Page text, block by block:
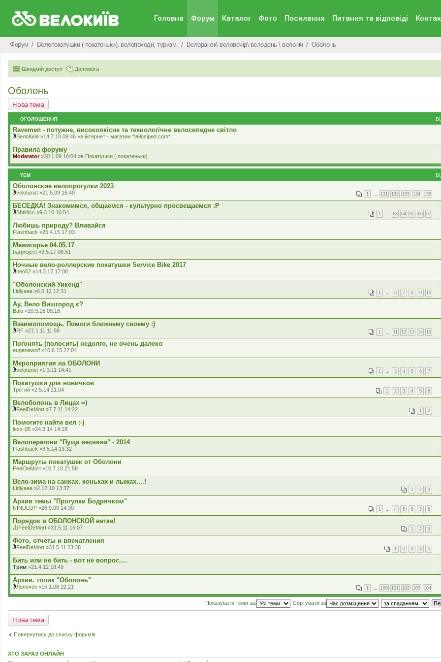
Головна Форум Каталог Фото Посилання Питання та вiдповiдi
Форум Велопокатушки ( покатеньки), велопоходи, туризм. Велоранок\ веловечір\ велодень \ велоніч Оболонь
Швидкий доступ Допомога
Оболонь
Нова тема
ОГОЛОШЕННЯ
Ravemen - потужне, високоякісне та технологічне велосипедне світло
к
л
а
д
н
я
ВелоКиїв »14.7.18 09:46 »в iнтернет - магазин *Velosiped.com*
Правила форуму
Moderator»30.1.09 16:04 »в Покатушки ( покатеньки)
ТЕМ
Оболонские велопрогулки 2023
1 … 131 132 133 134 135
к
л
а
д
е
н
н
я
veloturist »21.5.09 16:40
БЕСЕДКА! Знакомимся, общаемся - культурно просвещаемся :Р
1 … 63 64 65 66 67
к
л
а
д
е
н
н
я
Shtirlicc »9.3.10 16:54
Любишь природу? Вливайся
Flashback »25.4.15 17:03
Межигорье 04.05.17
barproject »3.5.17 08:51
Ночные вело-роллерские покатушки Service Bike 2017
к
л
а
д
е
н
н
я
neo52 »14.3.17 17:08
"Оболонский Уикенд"
1 … 6 7 8 9 10
Lidiyaaa »6.6.12 12:31
Ау, Вело Вишгород є?
Balu »10.3.16 09:18
Взаимопомощь. Помоги ближнему своему :)
1 … 11 12 13 14 15
к
л
а
д
е
н
н
я
RF »27.1.11 11:56
Погонять (полосить) недолго, не очень далеко
eugenewolf »10.6.15 22:04
Мероприятия на ОБОЛОНИ
1 … 3 4 5 6 7
к
л
а
д
е
н
н
я
veloturist »1.3.11 14:41
Покатушки для новичков
1 2 3 4 5 6
Третий »2.5.14 21:04
Велоболонь в Лицах =)
1 2
к
л
а
д
е
н
н
я
FeelDeMort »7.7.11 14:22
Помогите найти вел :-)
lexx-05 »24.3.14 14:18
Велоперегони "Пуща весняна" - 2014
Flashback »3.5.14 13:32
Маршруты покатушек от Оболони
FeelDeMort »10.7.10 21:58
Вело-зима на санках, коньках и лыжах....!
1 2 3
Lidiyaaa »2.12.10 13:37
Архив темы "Прогулки Бодрячком"
1 … 4 5 6 7 8
NINULOP »26.9.09 14:30
Порядок в ОБОЛОНСКОЙ ветке!
1 2 3
я
т
е
м
а
м
а
є
г
л
с
у
в
а
н
FeelDeMort »31.5.11 16:07
Фото, отчеты и впечатления
1 2 3 4 5
к
л
а
д
е
н
н
FeelDeMort »31.5.11 23:38
Бить или не бить - вот не вопрос....
Трям »21.4.12 18:49
Архив. топик "Оболонь"
1 … 100 101 102 103 104
к
а
д
е
н
н
Леночек »15.1.08 22:21
Показувати теми за: Сортувати за
Нова тема
Повернутись до списку форумів
ХТО ЗАРАЗ ОНЛАЙН